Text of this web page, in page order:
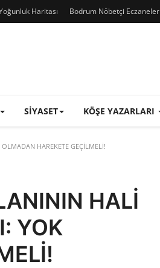
Haritası Bodrum Nöbetçi Eczaneler
SIYASET KÖŞE YAZARLARI
HAREKETE GEÇİLMELİ!
HALİ
YOK